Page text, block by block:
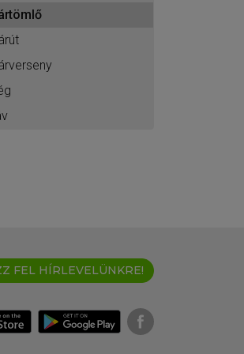
FEL HÍRLEVELÜNKRE!